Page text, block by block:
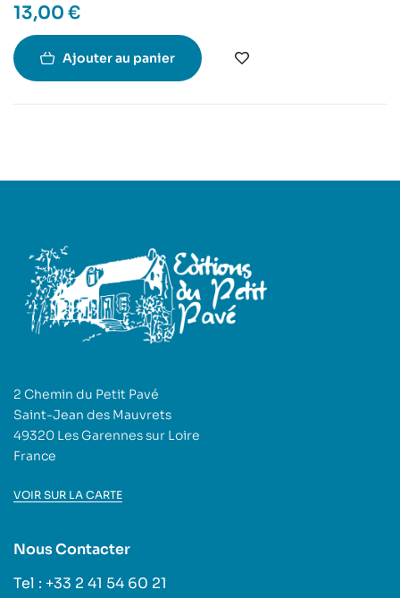
Entraîné dans une aventure qui le conduira à travers le
monde,
il se voit plonger dans l’histoire légendaire des Templiers…
13,00 €
Ajouter au panier
2 Chemin du Petit Pavé
Saint-Jean des Mauvrets
49320 Les Garennes sur Loire
France
VOIR SUR LA CARTE
Nous Contacter
Tel : +33 2 41 54 60 21